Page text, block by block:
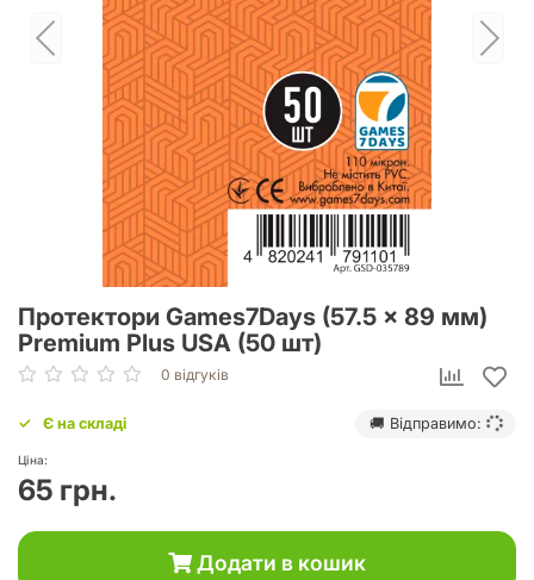
Протектори Games7Days (57.5 x 89 мм)
Premium Plus USA (50 шт)
0 відгуків
Є на складі 🚚 Відправимо:
Ціна:
65 грн.
Додати в кошик